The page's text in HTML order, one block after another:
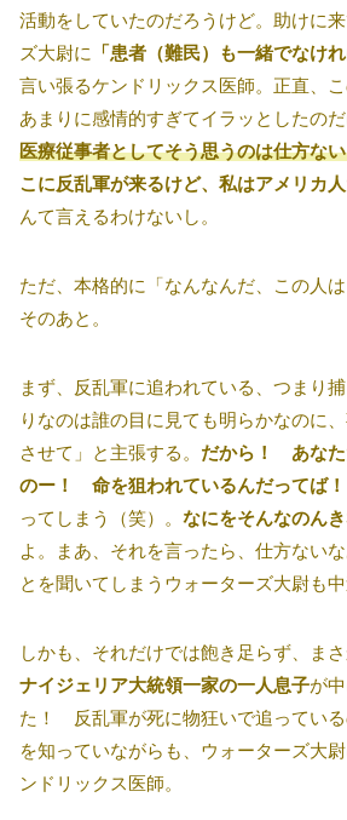
活動をしていたのだろうけど。助けに
ズ大尉に
「患者（難民）も一緒でなけ
言い張るケンドリックス医師。正直、
あまりに感情的すぎてイラッとしたのだ
医療従事者としてそう思うのは仕方な
こに反乱軍が来るけど、私はアメリカ人
んて言えるわけないし。
ただ、本格的に「なんなんだ、この人
そのあと。
まず、反乱軍に追われている、つまり
りなのは誰の目に見ても明らかなのに
させて」と主張する。 だから！ あなた
のー！ 命を狙われているんだってば！
ってしまう（笑）。 なにをそんなのん
よ。まあ、それを言ったら、仕方ない
とを聞いてしまうウォーターズ大尉も中
しかも、それだけでは飽き足らず、ま
ナイジェリア大統領一家の一人息子が
た！ 反乱軍が死に物狂いで追ってい
を知っていながらも、ウォーターズ大
ンドリックス医師。